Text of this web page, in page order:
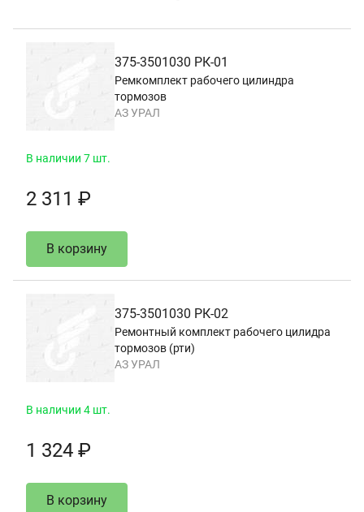
375-3501030 РК-01
Ремкомплект рабочего цилиндра
тормозов
АЗ УРАЛ
В наличии 7 шт.
2 311 ₽
В корзину
375-3501030 РК-02
Ремонтный комплект рабочего цилидра
тормозов (рти)
АЗ УРАЛ
В наличии 4 шт.
1 324 ₽
В корзину